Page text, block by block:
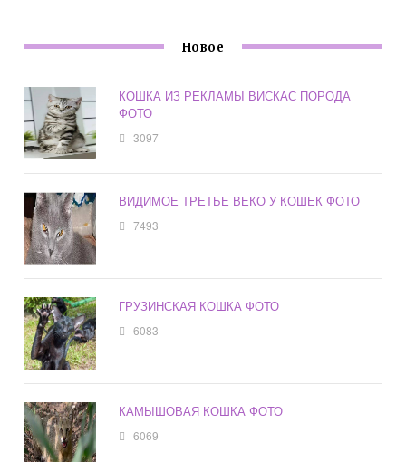
Новое
КОШКА ИЗ РЕКЛАМЫ ВИСКАС ПОРОДА
ФОТО
3097
ВИДИМОЕ ТРЕТЬЕ ВЕКО У КОШЕК ФОТО
7493
ГРУЗИНСКАЯ КОШКА ФОТО
6083
КАМЫШОВАЯ КОШКА ФОТО
6069